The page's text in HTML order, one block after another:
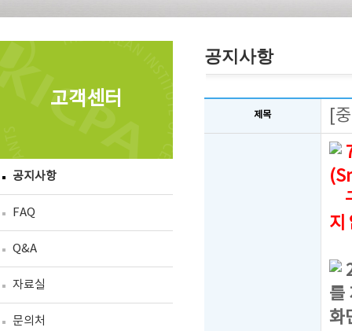
고객센터
공지사항
FAQ
Q&A
자료실
문의처
공지사항
제목
[
지
를
화